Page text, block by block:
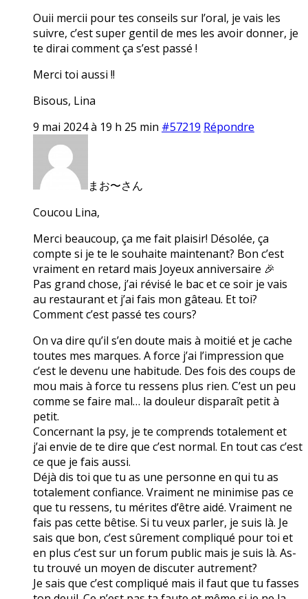
Ouii mercii pour tes conseils sur l’oral, je vais les
suivre, c’est super gentil de mes les avoir donner, je
te dirai comment ça s’est passé !
Merci toi aussi !!
Bisous, Lina
9 mai 2024 à 19 h 25 min #57219 Répondre
まお〜さん
Coucou Lina,
Merci beaucoup, ça me fait plaisir! Désolée, ça
compte si je te le souhaite maintenant? Bon c’est
vraiment en retard mais Joyeux anniversaire 🎉
Pas grand chose, j’ai révisé le bac et ce soir je vais
au restaurant et j’ai fais mon gâteau. Et toi?
Comment c’est passé tes cours?
On va dire qu’il s’en doute mais à moitié et je cache
toutes mes marques. A force j’ai l’impression que
c’est le devenu une habitude. Des fois des coups de
mou mais à force tu ressens plus rien. C’est un peu
comme se faire mal… la douleur disparaît petit à
petit.
Concernant la psy, je te comprends totalement et
j’ai envie de te dire que c’est normal. En tout cas c’est
ce que je fais aussi.
Déjà dis toi que tu as une personne en qui tu as
totalement confiance. Vraiment ne minimise pas ce
que tu ressens, tu mérites d’être aidé. Vraiment ne
fais pas cette bêtise. Si tu veux parler, je suis là. Je
sais que bon, c’est sûrement compliqué pour toi et
en plus c’est sur un forum public mais je suis là. As-
tu trouvé un moyen de discuter autrement?
Je sais que c’est compliqué mais il faut que tu fasses